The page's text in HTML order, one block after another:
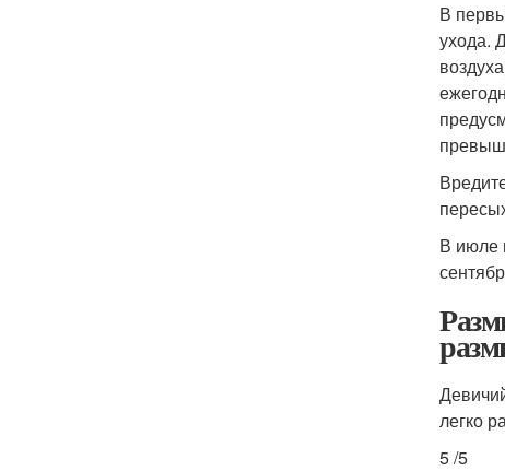
В
ухода.
В июле
легко
5 /5